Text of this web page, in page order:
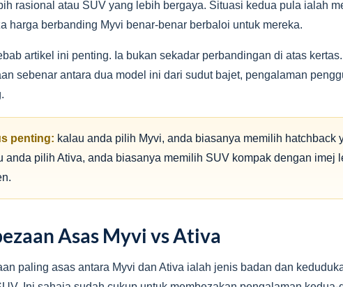
rasional atau SUV yang lebih bergaya. Situasi kedua pula ialah
harga berbanding Myvi benar-benar berbaloi untuk mereka.
artikel ini penting. Ia bukan sekadar perbandingan di atas
sebenar antara dua model ini dari sudut bajet, pengalaman
penting: kalau anda pilih Myvi, anda biasanya memilih
anda pilih Ativa, anda biasanya memilih SUV kompak dengan
Asas Myvi vs Ativa
paling asas antara Myvi dan Ativa ialah jenis badan dan